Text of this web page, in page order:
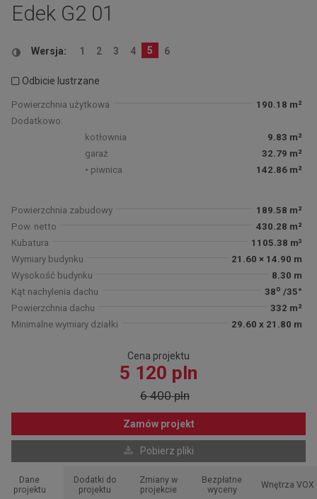
Edek G2 01
Wersja: 1 2 3 4 5 6
Odbicie lustrzane
Powierzchnia użytkowa
190.18 m²
Dodatkowo:
kotłownia
9.83 m²
garaż
32.79 m²
• piwnica
142.86 m²
Powierzchnia zabudowy
189.58 m²
Pow. netto
430.28 m²
Kubatura
1105.38 m³
Wymiary budynku
21.60 × 14.90 m
Wysokość budynku
8.30 m
Kąt nachylenia dachu
38o /35°
Powierzchnia dachu
332 m²
Minimalne wymiary działki
29.60 x 21.80 m
Cena projektu
5 120 pln
6 400 pln
Zamów projekt
Pobierz pliki
Dane
projektu
Dodatki do
projektu
Zmiany w
projekcie
Bezpłatne
wyceny
Wnętrza VOX